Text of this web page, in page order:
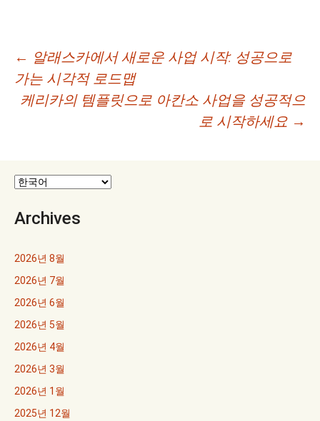
글
네
이
션
← 알래스카에서 새로운 사업 시작: 성공으로
가는 시각적 로드맵
케리카의 템플릿으로 아칸소 사업을 성공적으
로 시작하세요 →
Archives
2026년 8월
2026년 7월
2026년 6월
2026년 5월
2026년 4월
2026년 3월
2026년 1월
2025년 12월